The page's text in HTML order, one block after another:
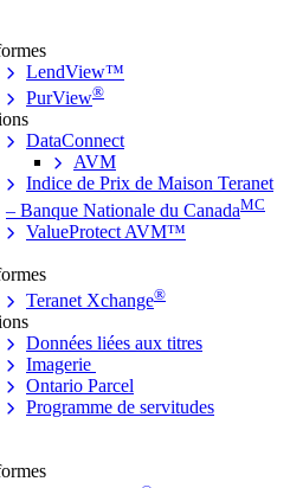
LendView™
PurView®
DataConnect
AVM
Indice de Prix de Maison Teranet
– Banque Nationale du CanadaMC
ValueProtect AVM™
Teranet Xchange®
Données liées aux titres
Imagerie
Ontario Parcel
Programme de servitudes